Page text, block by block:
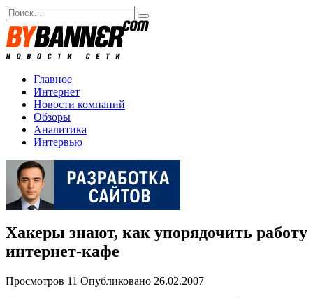
Перейти
к
содержанию
Search
for:
Главное
Интернет
Новости компаний
Обзоры
Аналитика
Интервью
Хакеры знают, как упорядочить работу
интернет-кафе
Просмотров 11 Опубликовано 26.02.2007